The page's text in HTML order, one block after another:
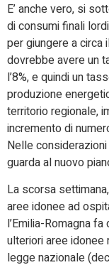
E’ anche vero, si
di consumi finali
per giungere a circa
dovrebbe avere un
l’8%, e quindi un
produzione
territorio regionale,
incremento di
Nelle
guarda al nuovo
La scorsa
aree idonee ad
l’Emilia-Romagna
ulteriori aree
legge nazionale